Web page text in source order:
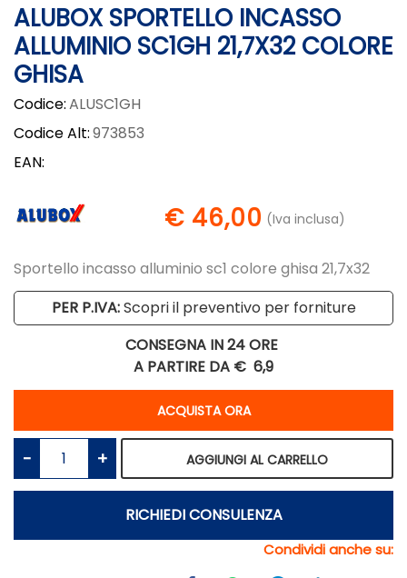
ALUBOX SPORTELLO INCASSO
ALLUMINIO SC1GH 21,7X32 COLORE
GHISA
Codice:ALUSC1GH
Codice Alt:973853
EAN:
€ 46,00 (Iva inclusa)
Sportello incasso alluminio sc1 colore ghisa 21,7x32
PER P.IVA:Scopri il preventivo per forniture
CONSEGNA IN 24 ORE
A PARTIRE DA € 6,9
ACQUISTA ORA
Quantità
AGGIUNGI AL CARRELLO
RICHIEDI CONSULENZA
Condividi anche su: